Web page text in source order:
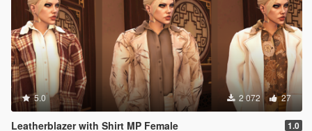
5.0 2 072 27
Leatherblazer with Shirt MP Female 1.0